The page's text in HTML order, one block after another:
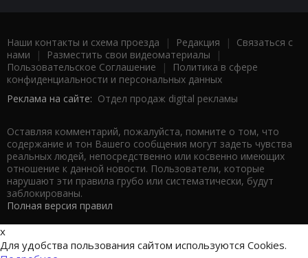
Наши контакты и схема проезда | Редакция | Связаться с
нами | Разместить свои видеоматериалы |
Пользовательское Соглашение |
Политика в сфере
конфиденциальности и персональных данных
Реклама на сайте: Отдел продаж digital рекламы
Оставляя комментарий, пожалуйста, помните о том, что
содержание и тон Вашего сообщения могут задеть чувства
реальных людей, непосредственно или косвенно имеющих
отношение к данной новости. Пользователи, которые
нарушают эти правила грубо или систематически, будут
заблокированы.
Полная версия правил
x
Для удобства пользования сайтом используются Cookies.